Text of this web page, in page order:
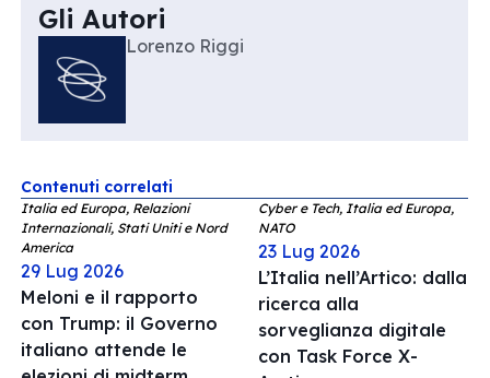
Gli Autori
Lorenzo Riggi
Contenuti correlati
Italia ed Europa, Relazioni
Internazionali, Stati Uniti e Nord
America
29 Lug 2026
Meloni e il rapporto
con Trump: il Governo
italiano attende le
Cyber e Tech, Italia ed Europa,
NATO
23 Lug 2026
L’Italia nell’Artico: dalla
ricerca alla
sorveglianza digitale
con Task Force X-